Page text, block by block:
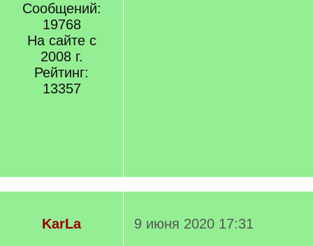
Сообщений:
19768
На сайте с
2008 г.
Рейтинг:
13357
KarLa
9 июня 2020 17:31